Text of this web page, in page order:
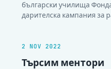
български училища
дарителска кампания за
осигурим обучени
2 NOV 2022
Търсим ментори